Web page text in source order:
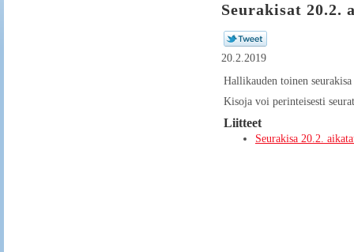
Seurakisat 20.2.
20.2.2019
Hallikauden toinen
Kisoja voi perinteisesti
Liitteet
Seurakisa 20.2.